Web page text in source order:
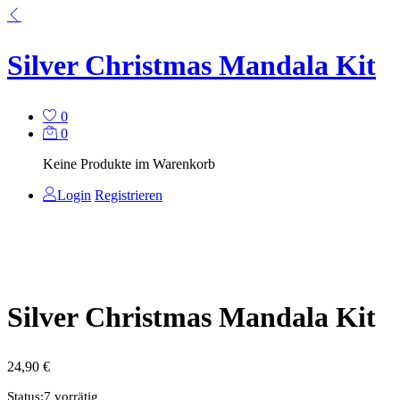
Silver Christmas Mandala Kit
0
0
Keine Produkte im Warenkorb
Login Registrieren
Silver Christmas Mandala Kit
24,90 €
Status:7 vorrätig